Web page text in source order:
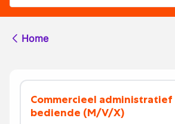
Home
Commercieel administratief
bediende (M/V/X)